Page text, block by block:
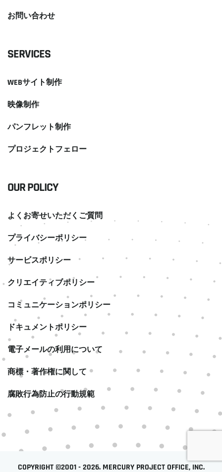
お問い合わせ
SERVICES
WEBサイト制作
映像制作
パンフレット制作
プロジェクトフェロー
OUR POLICY
よくお寄せいただくご質問
プライバシーポリシー
サービスポリシー
クリエイティブポリシー
コミュニケーションポリシー
ドキュメントポリシー
電子メールの利用について
商標・著作権に関して
腐敗行為防止の行動規範
COPYRIGHT ©2001 - 2026. MERCURY PROJECT OFFICE, INC.